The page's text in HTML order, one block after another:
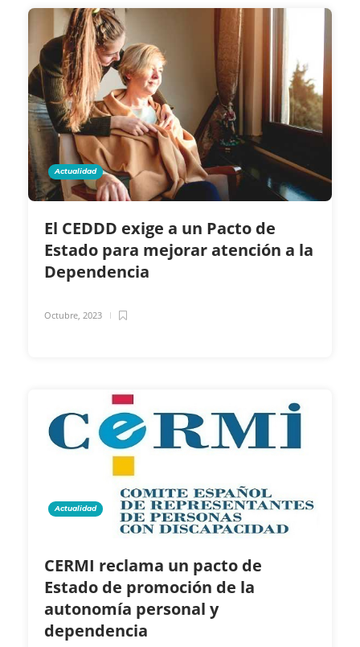
Actualidad
El CEDDD exige a un Pacto de
Estado para mejorar atención a la
Dependencia
Octubre, 2023
Actualidad
CERMI reclama un pacto de
Estado de promoción de la
autonomía personal y
dependencia